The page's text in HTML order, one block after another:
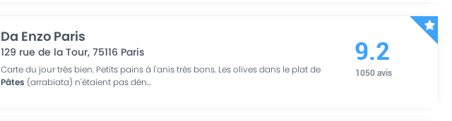
Da Enzo Paris
129 rue de la Tour,75116 Paris
Carte du jour très bien. Petits pains à l'anis très bons. Les olives dans le plat de
Pâtes (arrabiata) n'étaient pas dén...
9.2
1050 avis